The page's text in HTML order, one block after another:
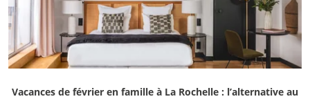
Vacances de février en famille à La Rochelle : l’alternative au